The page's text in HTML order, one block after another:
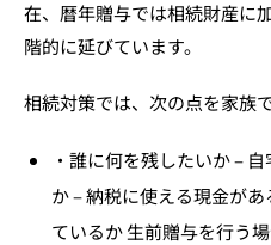
在、暦年贈与では相続財産に
階的に延びています。
相続対策では、次の点を家族
誰に何を残したいか –
か – 納税に使える現金が
ているか 生前贈与を行う